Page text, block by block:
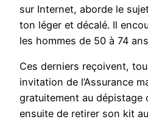
sur Internet, aborde le
ton léger et décalé. Il
les hommes de 50 à 74
Ces derniers reçoivent,
invitation de l’Assurance
gratuitement au dépistage
ensuite de retirer son kit